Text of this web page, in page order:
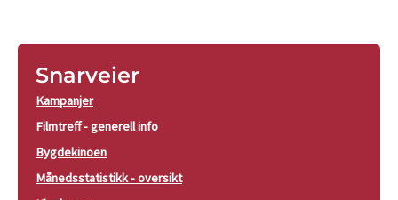
Snarveier
Kampanjer
Filmtreff - generell info
Bygdekinoen
Månedsstatistikk - oversikt